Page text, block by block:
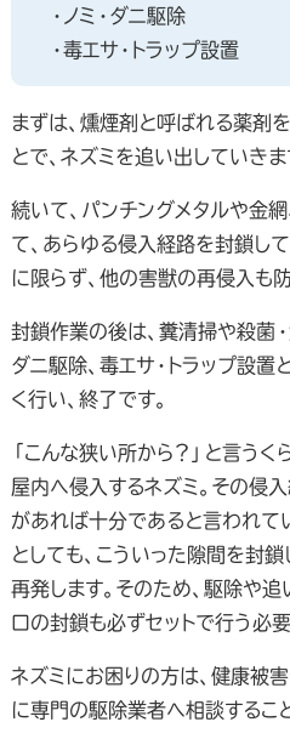
・ノミ・ダニ駆除
・毒エサ・トラップ設置
まずは、燻煙剤と呼ばれる薬剤
とで、ネズミを追い出していきま
続いて、パンチングメタルや金
て、あらゆる侵入経路を封鎖し
に限らず、他の害獣の再侵入も
封鎖作業の後は、糞清掃や殺菌・
ダニ駆除、毒エサ・トラップ設
く行い、終了です。
「こんな狭い所から？」と言う
屋内へ侵入するネズミ。その侵
があれば十分であると言われて
としても、こういった隙間を封
再発します。そのため、駆除や
口の封鎖も必ずセットで行う必
ネズミにお困りの方は、健康被
に専門の駆除業者へ相談するこ